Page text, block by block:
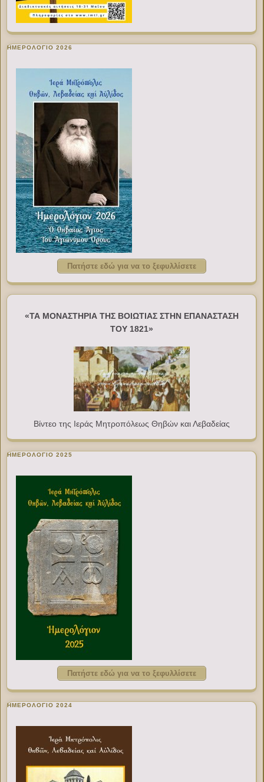
ΗΜΕΡΟΛΟΓΙΟ 2026
Πατήστε εδώ για να το ξεφυλλίσετε
«ΤΑ ΜΟΝΑΣΤΗΡΙΑ ΤΗΣ ΒΟΙΩΤΙΑΣ ΣΤΗΝ ΕΠΑΝΑΣΤΑΣΗ
ΤΟΥ 1821»
Βίντεο της Ιεράς Μητροπόλεως Θηβών και Λεβαδείας
ΗΜΕΡΟΛΟΓΙΟ 2025
Πατήστε εδώ για να το ξεφυλλίσετε
ΗΜΕΡΟΛΟΓΙΟ 2024